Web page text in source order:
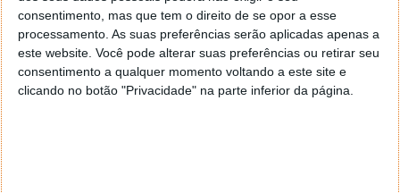
consentimento, mas que tem o direito de se opor a esse
processamento. As suas preferências serão aplicadas apenas a
este website. Você pode alterar suas preferências ou retirar seu
consentimento a qualquer momento voltando a este site e
clicando no botão "Privacidade" na parte inferior da página.